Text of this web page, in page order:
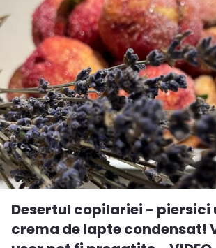
Desertul copilariei - piersici
crema de lapte condensat!